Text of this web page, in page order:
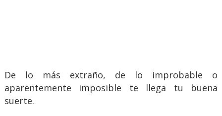
De lo más extraño, de lo improbable o
aparentemente imposible te llega tu buena
suerte.